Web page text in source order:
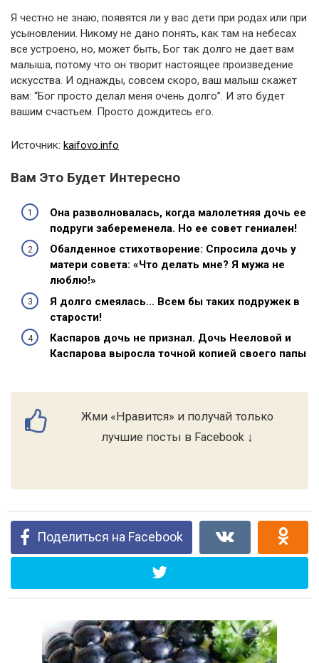
Я честно не знаю, появятся ли у вас дети при родах или при
усыновлении. Никому не дано понять, как там на небесах
все устроено, но, может быть, Бог так долго не дает вам
малыша, потому что он творит настоящее произведение
искусства. И однажды, совсем скоро, ваш малыш скажет
вам: “Бог просто делал меня очень долго”. И это будет
вашим счастьем. Просто дождитесь его.
Источник: kaifovo.info
Вам Это Будет Интересно
Она разволновалась, когда малолетняя дочь ее
подруги зaбeременeлa. Но ее совет гениален!
Обалденное стихотворение: Спросила дочь у
матери совета: «Что делать мне? Я мужа не
люблю!»
Я долго смеялась… Всем бы таких подружек в
старости!
Каспаров дочь не признал. Дочь Нееловой и
Каспарова выросла точной копией своего папы
Жми «Нравится» и получай только
лучшие посты в Facebook ↓
Поделиться на Facebook